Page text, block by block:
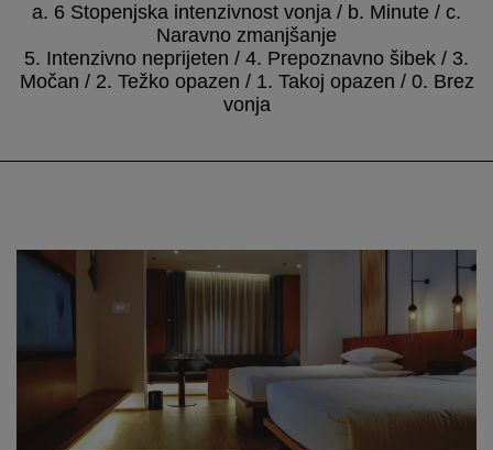
a. 6 Stopenjska intenzivnost vonja / b. Minute / c.
Naravno zmanjšanje
5. Intenzivno neprijeten / 4. Prepoznavno šibek / 3.
Močan / 2. Težko opazen / 1. Takoj opazen / 0. Brez
vonja